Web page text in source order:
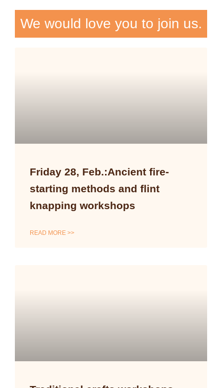
We would love you to join us.
Friday 28, Feb.:Ancient fire-
starting methods and flint
knapping workshops
READ MORE >>